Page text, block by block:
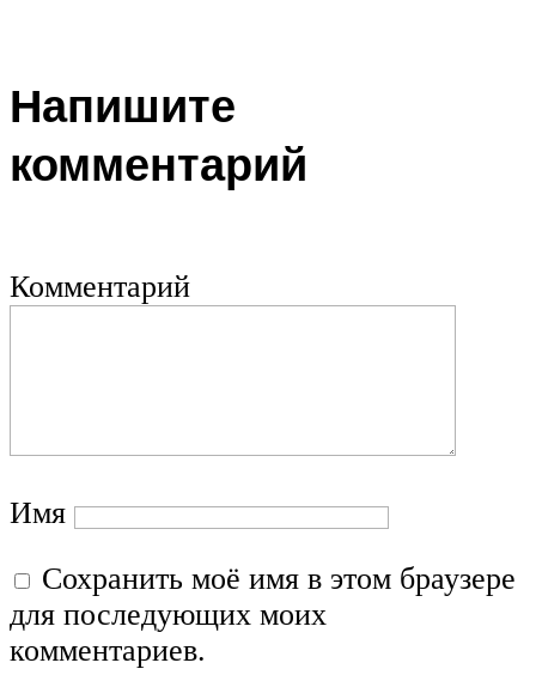
Напишите
комментарий
Комментарий
Имя
Сохранить моё имя в этом браузере
для последующих моих
комментариев.